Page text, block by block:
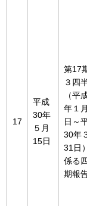
17
平成
30年
５月
15日
第17
３四
（平
年１
日～
30年
31日
係る
期報